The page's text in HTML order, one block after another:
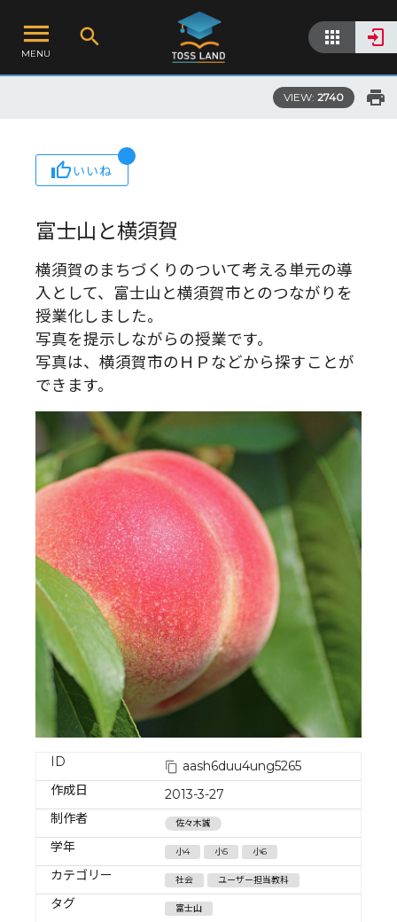
MENU
VIEW: 2740
いいね
富士山と横須賀
横須賀のまちづくりのついて考える単元の導
入として、富士山と横須賀市とのつながりを
授業化しました。
写真を提示しながらの授業です。
写真は、横須賀市のＨＰなどから探すことが
できます。
ID
aash6duu4ung5265
作成日
2013-3-27
制作者
佐々木誠
学年 小4 小5 小6
カテゴリー 社会 ユーザー担当教科
タグ 富士山